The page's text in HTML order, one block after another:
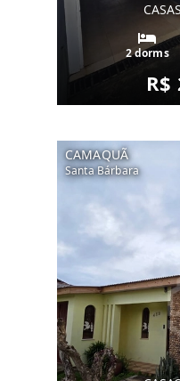
2 dorms
R$
CAMAQUÃ
Santa Bárbara